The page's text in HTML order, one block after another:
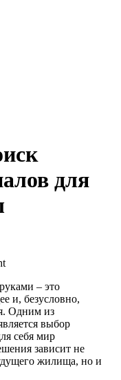
для
– это
и, безусловно,
Одним из
выбор
себя мир
зависит не
жилища, но и